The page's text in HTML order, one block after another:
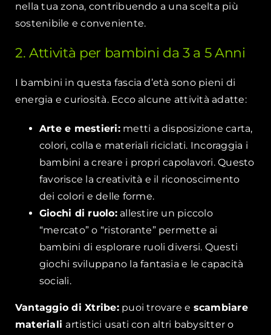
nella tua zona, contribuendo a una scelta più
sostenibile e conveniente.
2. Attività per bambini da 3 a 5 Anni
I bambini in questa fascia d’età sono pieni di
energia e curiosità. Ecco alcune attività adatte:
Arte e mestieri:metti a disposizione carta,
colori, colla e materiali riciclati. Incoraggia i
bambini a creare i propri capolavori. Questo
favorisce la creatività e il riconoscimento
dei colori e delle forme.
Giochi di ruolo:allestire un piccolo
“mercato” o “ristorante” permette ai
bambini di esplorare ruoli diversi. Questi
giochi sviluppano la fantasia e le capacità
sociali.
Vantaggio di Xtribe:puoi trovare e scambiare
materiali artistici usati con altri babysitter o